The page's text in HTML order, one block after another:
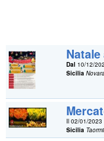
Dal 10/12/
Sicilia
Il 02/01/2023
Sicilia